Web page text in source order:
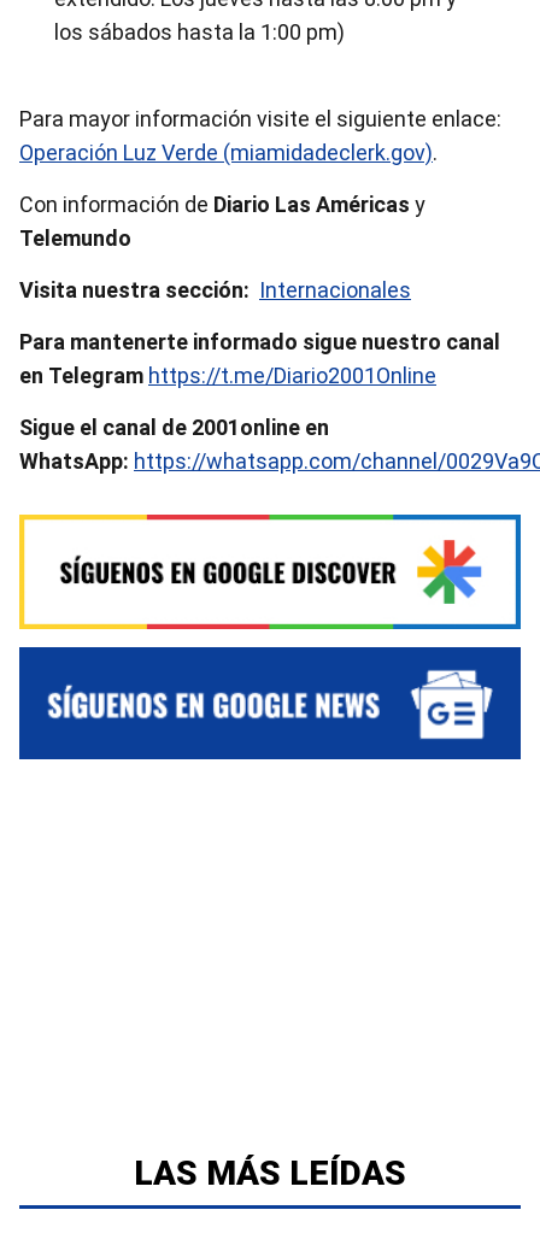
los sábados hasta la 1:00 pm)
Para mayor información visite el siguiente enlace:
Operación Luz Verde (miamidadeclerk.gov).
Con información de Diario Las Américas y
Telemundo
Visita nuestra sección: Internacionales
Para mantenerte informado sigue nuestro canal
en Telegram https://t.me/Diario2001Online
Sigue el canal de 2001online en
WhatsApp: https://whatsapp.com/channel/
LAS MÁS LEÍDAS